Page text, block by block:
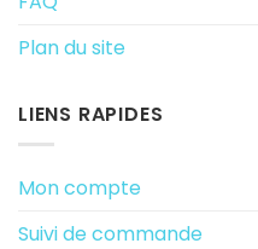
Plan du site
LIENS RAPIDES
Mon compte
Suivi de commande